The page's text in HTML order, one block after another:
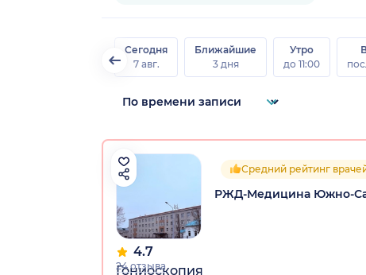
Сегодня
7 авг.
Ближайшие
3 дня
Утро
до 11:00
4.7
24 отзыва
Средний рейтинг
РЖД-Медицина Южно-
Гониоскопия